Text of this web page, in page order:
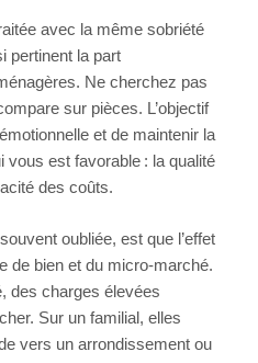
avec la même sobriété
pertinent la part
Ne cherchez pas
sur pièces. L’objectif
et de maintenir la
vous est favorable : la qualité
des coûts.
oubliée, est que l’effet
de bien et du micro-marché.
des charges élevées
Sur un familial, elles
vers un arrondissement ou